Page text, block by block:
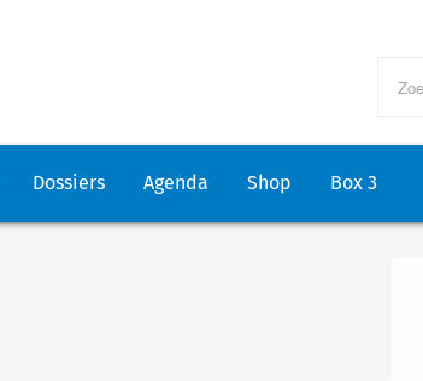
Dossiers Agenda Shop Box 3